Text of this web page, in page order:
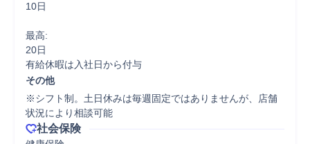
10日
最高:
20日
有給休暇は入社日から付与
その他
※シフト制。土日休みは毎週固定ではありませんが、店舗
状況により相談可能
社会保険